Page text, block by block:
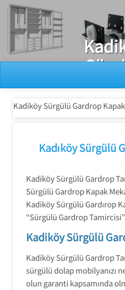
Ray Dolap Tamiri
Gardrop
Kadiköy Sürgülü Gardrop
Kadıköy Sürgülü
Kadiköy Sürgülü Gardrop
Sürgülü Gardrop Kapak
Kadiköy Sürgülü Gardırop
“Sürgülü Gardrop Tamircisi”
Kadiköy Sürgülü
Kadiköy Sürgülü Gardrop
sürgülü dolap mobilyanızı
olun garanti kapsamında